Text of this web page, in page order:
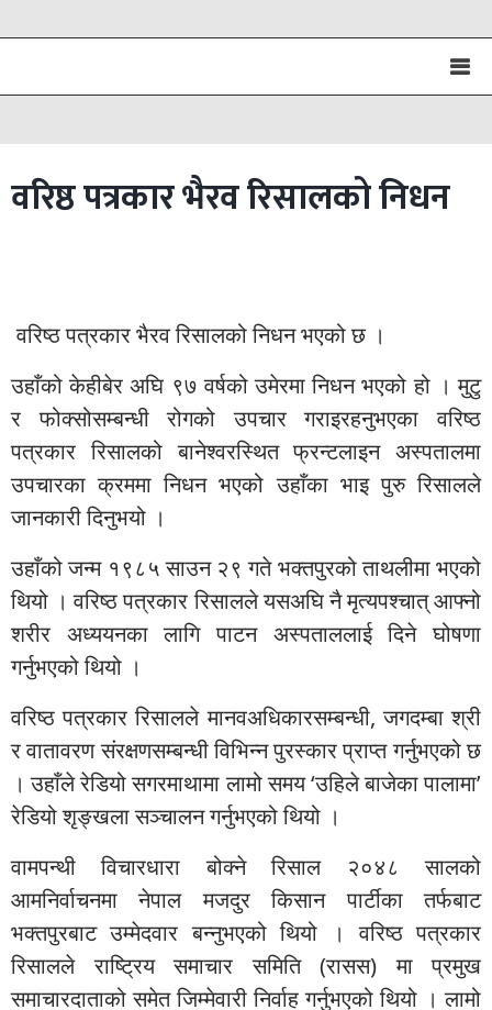
वरिष्ठ पत्रकार भैरव रिसालको निधन
वरिष्ठ पत्रकार भैरव रिसालको निधन भएको छ ।
उहाँको केहीबेर अघि ९७ वर्षको उमेरमा निधन भएको हो । मुटु
र फोक्सोसम्बन्धी रोगको उपचार गराइरहनुभएका वरिष्ठ
पत्रकार रिसालको बानेश्वरस्थित फ्रन्टलाइन अस्पतालमा
उपचारका क्रममा निधन भएको उहाँका भाइ पुरु रिसालले
जानकारी दिनुभयो ।
उहाँको जन्म १९८५ साउन २९ गते भक्तपुरको ताथलीमा भएको
थियो । वरिष्ठ पत्रकार रिसालले यसअघि नै मृत्यपश्चात् आफ्नो
शरीर अध्ययनका लागि पाटन अस्पताललाई दिने घोषणा
गर्नुभएको थियो ।
वरिष्ठ पत्रकार रिसालले मानवअधिकारसम्बन्धी, जगदम्बा श्री
र वातावरण संरक्षणसम्बन्धी विभिन्न पुरस्कार प्राप्त गर्नुभएको छ
। उहाँले रेडियो सगरमाथामा लामो समय ‘उहिले बाजेका पालामा’
रेडियो शृङ्खला सञ्चालन गर्नुभएको थियो ।
वामपन्थी विचारधारा बोक्ने रिसाल २०४८ सालको
आमनिर्वाचनमा नेपाल मजदुर किसान पार्टीका तर्फबाट
भक्तपुरबाट उम्मेदवार बन्नुभएको थियो । वरिष्ठ पत्रकार
रिसालले राष्ट्रिय समाचार समिति (रासस) मा प्रमुख
समाचारदाताको समेत जिम्मेवारी निर्वाह गर्नुभएको थियो । लामो